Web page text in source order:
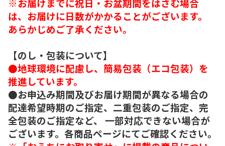
※お届けまでに祝日・お盆期間をはさむ場合
は、お届けに日数がかかることがございます。
あらかじめご了承ください。
【のし・包装について】
●地球環境に配慮し、簡易包装（エコ包装）を
推進しています。
●お申込み期間及びお届け期間が異なる場合の
配達希望時期のご指定、二重包装のご指定、完
全包装のご指定など、 一部対応できない場合が
ございます。各商品ページにてご確認ください。